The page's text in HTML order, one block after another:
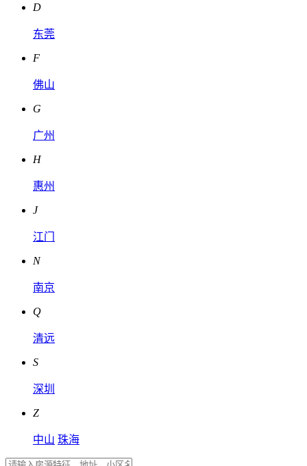
D
东莞
F
佛山
G
广州
H
惠州
J
江门
N
南京
Q
清远
S
深圳
Z
中山 珠海